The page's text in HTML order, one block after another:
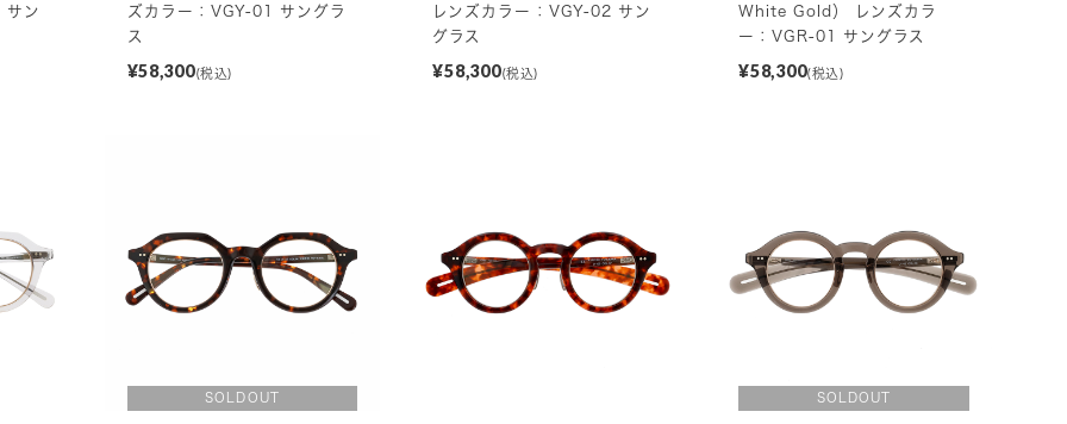
サン
ズカラー：VGY-01 サングラ
ス
¥58,300(税込)
レンズカラー：VGY-02 サン
グラス
¥58,300(税込)
White Gold） レンズカラ
ー：VGR-01 サングラス
¥58,300(税込)